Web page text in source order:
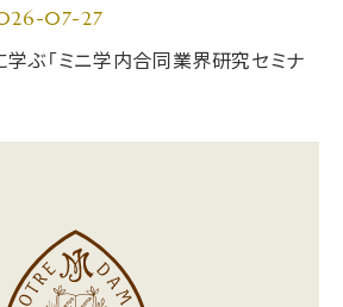
07-27
ぶ「ミニ学内合同業界研究セミナ